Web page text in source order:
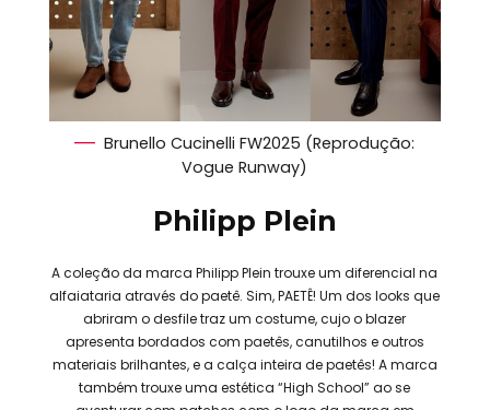
Brunello Cucinelli FW2025 (Reprodução:
Vogue Runway)
Philipp Plein
A coleção da marca Philipp Plein trouxe um diferencial na
alfaiataria através do paetê. Sim, PAETÊ! Um dos looks que
abriram o desfile traz um costume, cujo o blazer
apresenta bordados com paetês, canutilhos e outros
materiais brilhantes, e a calça inteira de paetês! A marca
também trouxe uma estética “High School” ao se